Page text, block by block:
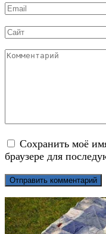
Email
Сайт
Комментарий
Сохранить моё
браузере для